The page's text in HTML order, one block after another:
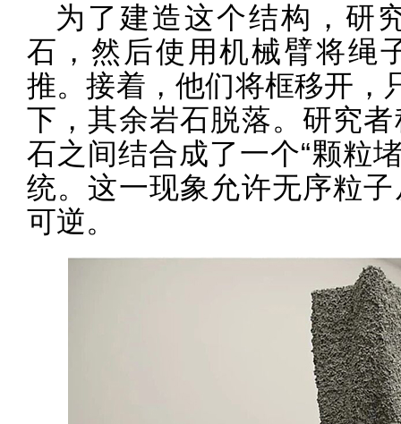
为了建造这个结构，研
石，然后使用机械臂将
推。接着，他们将框移开，
下，其余岩石脱落。研究
石之间结合成了一个“颗粒
统。这一现象允许无序粒
可逆。